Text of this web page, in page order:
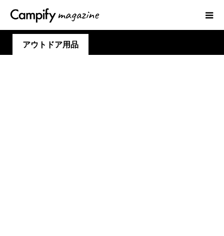
アウトドア用品